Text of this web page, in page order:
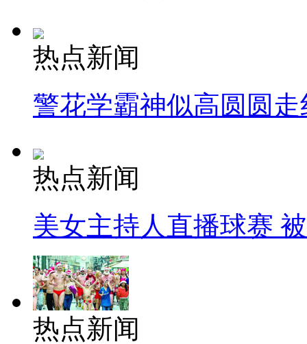
热点新闻
警花学霸神似高圆圆走
热点新闻
美女主持人直播球赛
热点新闻